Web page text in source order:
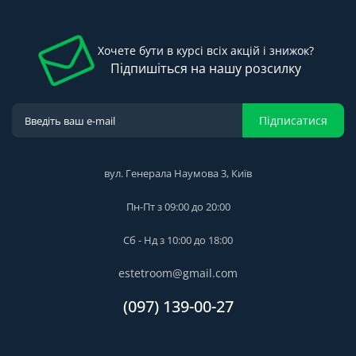
Кухонна мийка Valeso GALAX 5050 гранітна 500х500, чорна
матова — 4266.46 грн
Мийка кухонна Vayer SUNFLOWER 650x500x190 з сифоном,
білий моноколор
уровень со столешницей (31586SD0) — 42999.00 грн
Хочете бути в курсі всіх акцій і знижок?
Підпишіться на нашу розсилку
Підписатися
вул. Генерала Наумова 3, Київ
Пн-Пт з 09:00 до 20:00
Сб - Нд з 10:00 до 18:00
estetroom@gmail.com
(097) 139-00-27